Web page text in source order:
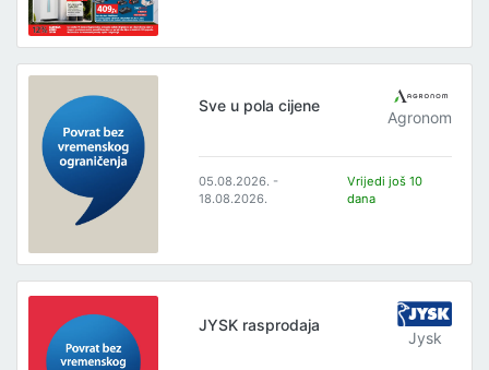
Sve u pola cijene
Agronom
05.08.2026. -
18.08.2026.
Vrijedi još 10
dana
JYSK rasprodaja
Jysk